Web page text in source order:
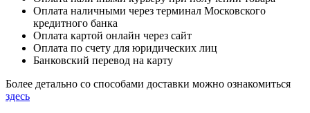
Оплата наличными через терминал Московского
кредитного банка
Оплата картой онлайн через сайт
Оплата по счету для юридических лиц
Банковский перевод на карту
Более детально со способами доставки можно ознакомиться
здесь